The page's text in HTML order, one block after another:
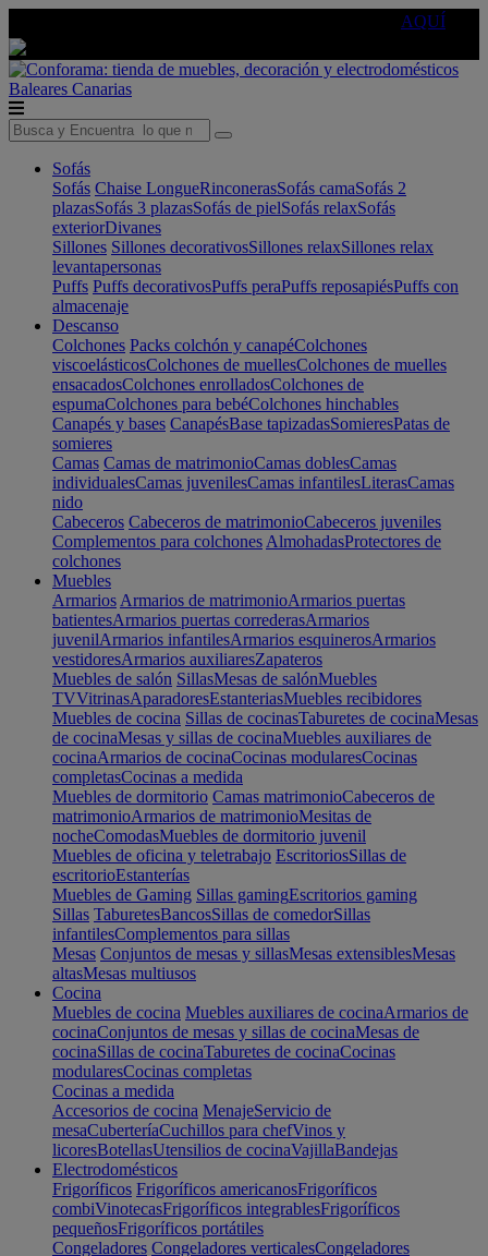
AQUÍ
Baleares Canarias
Sofás
Sofás Chaise LongueRinconerasSofás camaSofás 2
plazasSofás 3 plazasSofás de pielSofás relaxSofás
exteriorDivanes
Sillones Sillones decorativosSillones relaxSillones relax
levantapersonas
Puffs Puffs decorativosPuffs peraPuffs reposapiésPuffs con
almacenaje
Descanso
Colchones Packs colchón y canapéColchones
viscoelásticosColchones de muellesColchones de muelles
ensacadosColchones enrolladosColchones de
espumaColchones para bebéColchones hinchables
Canapés y bases CanapésBase tapizadasSomieresPatas de
somieres
Camas Camas de matrimonioCamas doblesCamas
individualesCamas juvenilesCamas infantilesLiterasCamas
nido
Cabeceros Cabeceros de matrimonioCabeceros juveniles
Complementos para colchones AlmohadasProtectores de
colchones
Muebles
Armarios Armarios de matrimonioArmarios puertas
batientesArmarios puertas correderasArmarios
juvenilArmarios infantilesArmarios esquinerosArmarios
vestidoresArmarios auxiliaresZapateros
Muebles de salón SillasMesas de salónMuebles
TVVitrinasAparadoresEstanteriasMuebles recibidores
Muebles de cocina Sillas de cocinasTaburetes de cocinaMesas
de cocinaMesas y sillas de cocinaMuebles auxiliares de
cocinaArmarios de cocinaCocinas modularesCocinas
completasCocinas a medida
Muebles de dormitorio Camas matrimonioCabeceros de
matrimonioArmarios de matrimonioMesitas de
nocheComodasMuebles de dormitorio juvenil
Muebles de oficina y teletrabajo EscritoriosSillas de
escritorioEstanterías
Muebles de Gaming Sillas gamingEscritorios gaming
Sillas TaburetesBancosSillas de comedorSillas
infantilesComplementos para sillas
Mesas Conjuntos de mesas y sillasMesas extensiblesMesas
altasMesas multiusos
Cocina
Muebles de cocina Muebles auxiliares de cocinaArmarios de
cocinaConjuntos de mesas y sillas de cocinaMesas de
cocinaSillas de cocinaTaburetes de cocinaCocinas
modularesCocinas completas
Cocinas a medida
Accesorios de cocina MenajeServicio de
mesaCuberteríaCuchillos para chefVinos y
licoresBotellasUtensilios de cocinaVajillaBandejas
Electrodomésticos
Frigoríficos Frigoríficos americanosFrigoríficos
combiVinotecasFrigoríficos integrablesFrigoríficos
pequeñosFrigoríficos portátiles
Congeladores Congeladores verticalesCongeladores